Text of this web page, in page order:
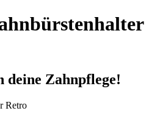
Zahnpflege!
Retro